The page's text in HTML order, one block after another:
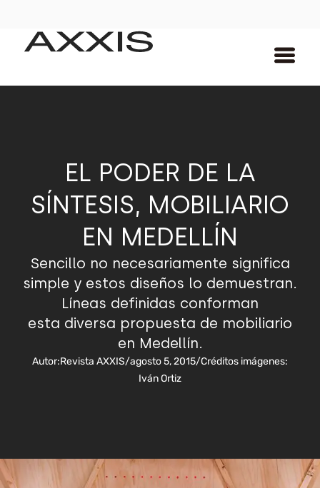
EL PODER DE LA
SÍNTESIS, MOBILIARIO
EN MEDELLÍN
Sencillo no necesariamente significa
simple y estos diseños lo demuestran.
Líneas definidas conforman
esta diversa propuesta de mobiliario
en Medellín.
Autor:Revista AXXIS/agosto 5, 2015/Créditos imágenes:
Iván Ortiz